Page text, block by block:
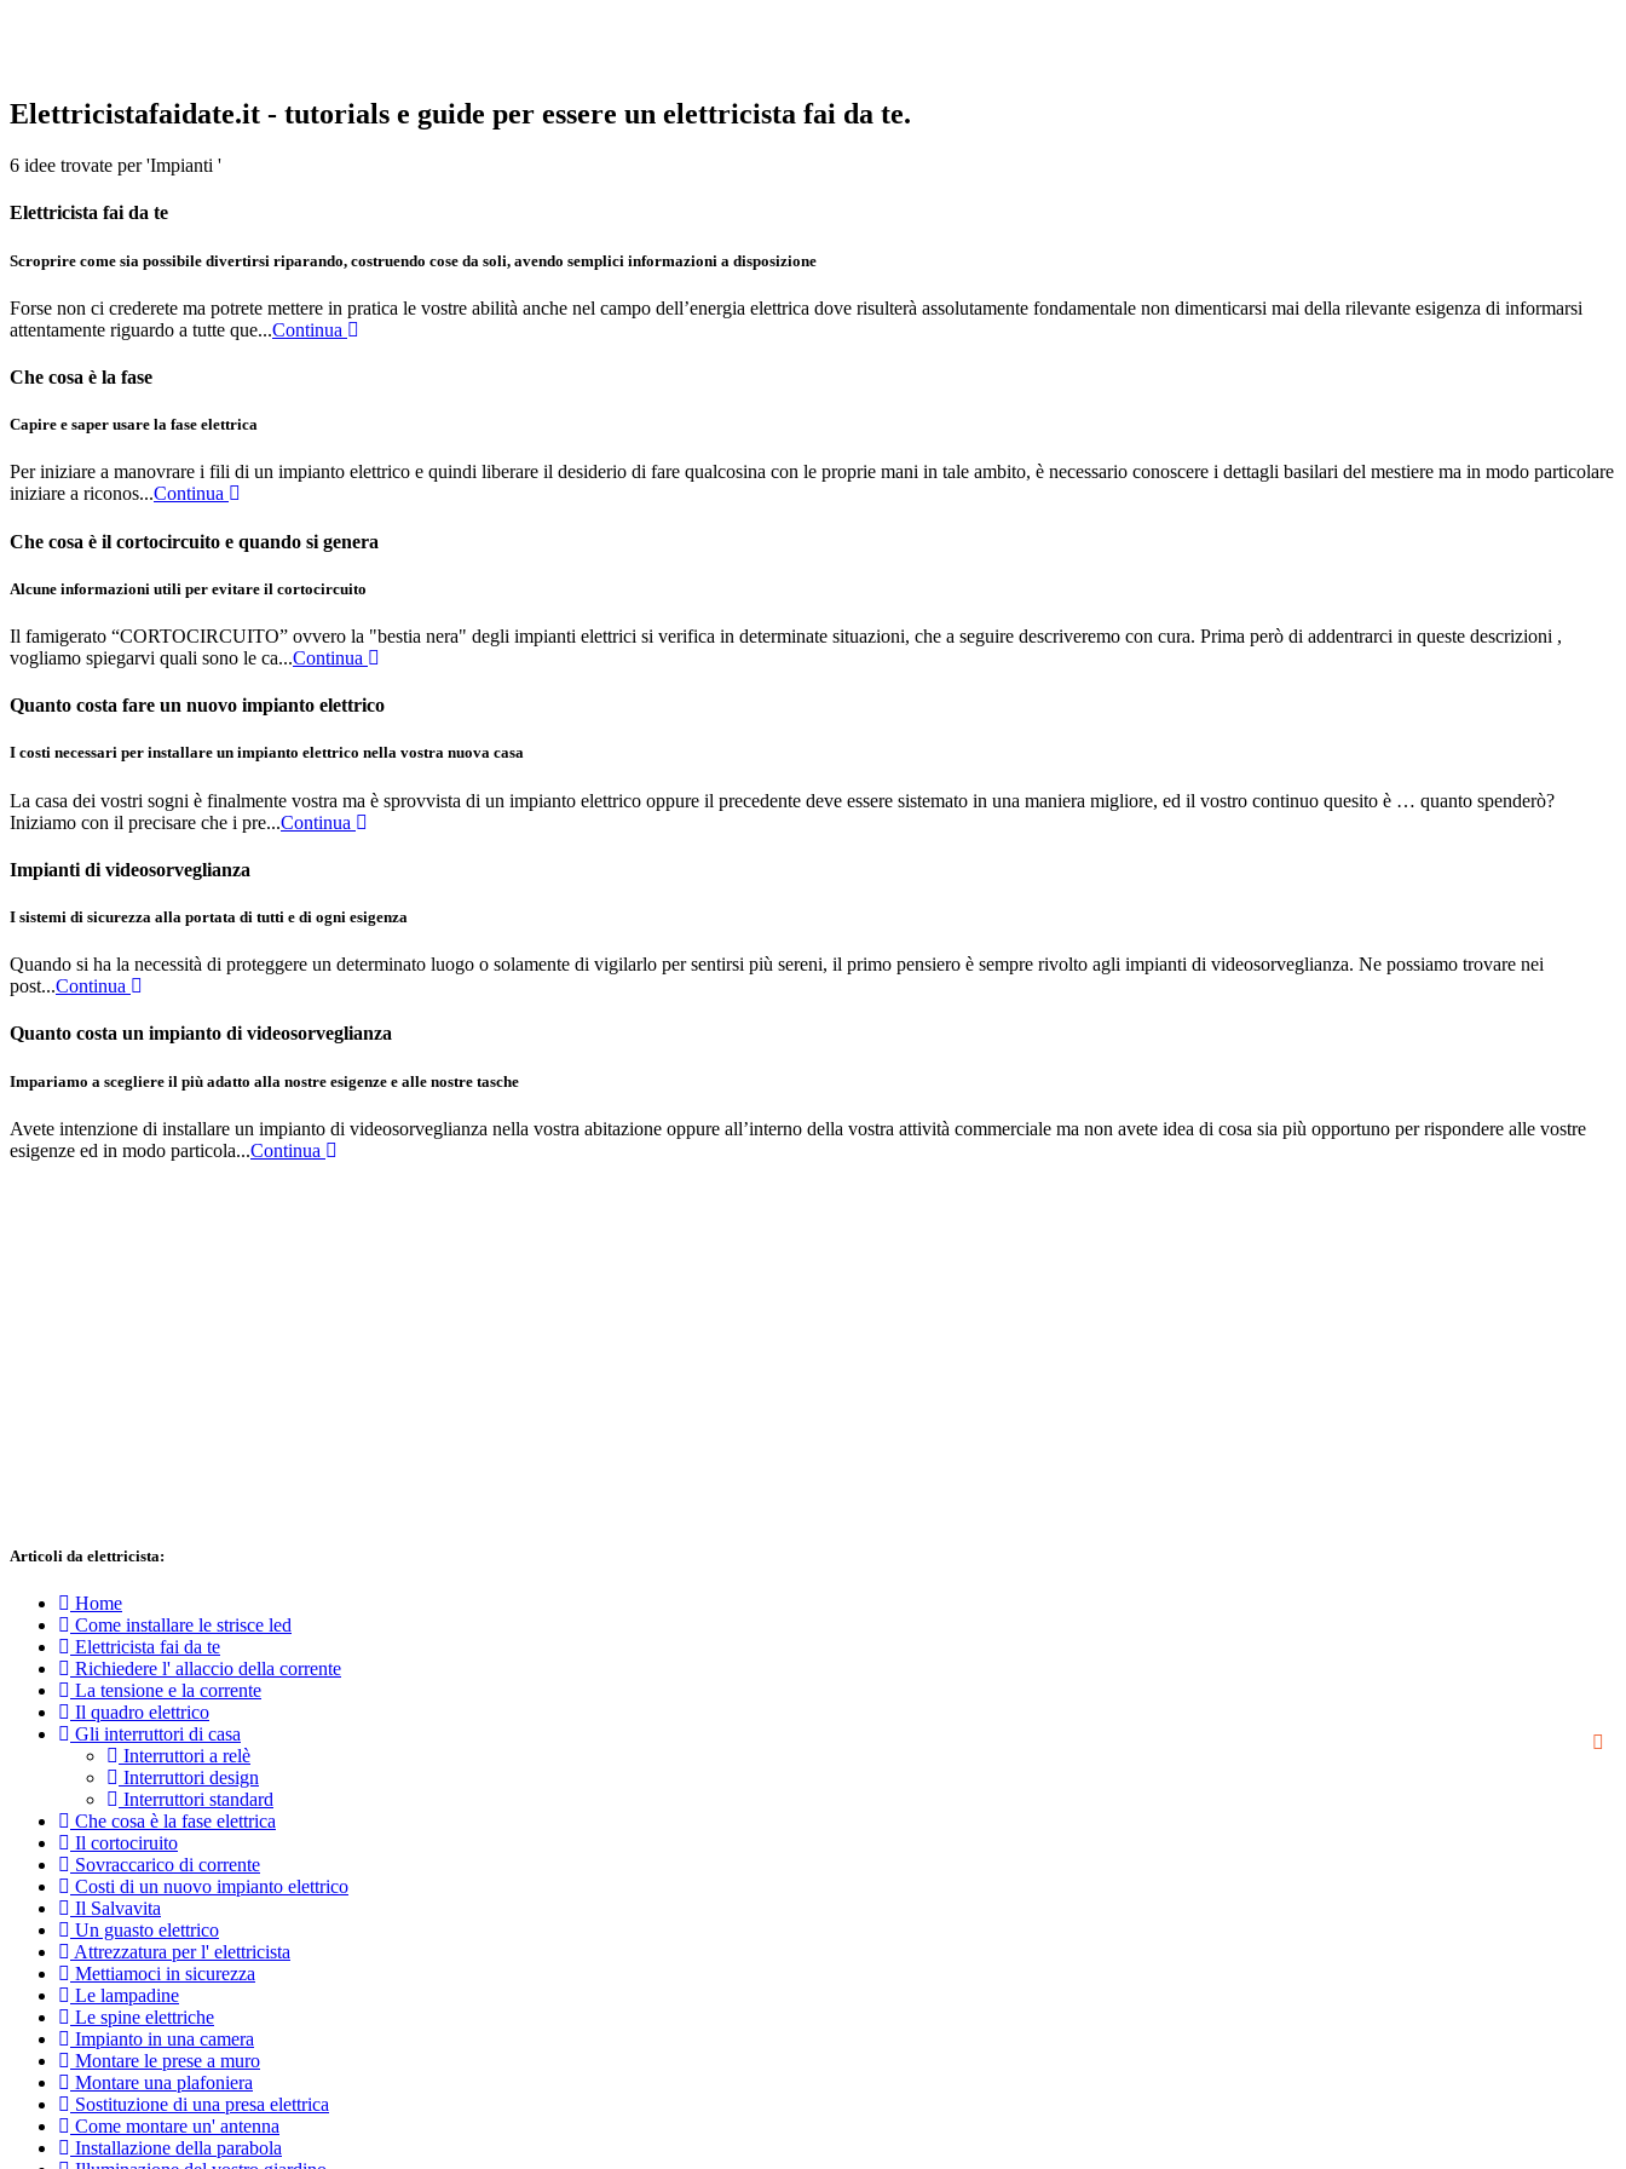
Elettricistafaidate.it - tutorials e guide per essere un elettricista fai da te.
6 idee trovate per 'Impianti '
Elettricista fai da te
Scroprire come sia possibile divertirsi riparando, costruendo cose da soli, avendo semplici informazioni a disposizione
Forse non ci crederete ma potrete mettere in pratica le vostre abilità anche nel campo dell’energia elettrica dove risulterà assolutamente fondamentale non dimenticarsi mai della rilevante esigenza di informarsi
attentamente riguardo a tutte que...Continua
Che cosa è la fase
Capire e saper usare la fase elettrica
Per iniziare a manovrare i fili di un impianto elettrico e quindi liberare il desiderio di fare qualcosina con le proprie mani in tale ambito, è necessario conoscere i dettagli basilari del mestiere ma in modo particolare
iniziare a riconos...Continua
Che cosa è il cortocircuito e quando si genera
Alcune informazioni utili per evitare il cortocircuito
Il famigerato “CORTOCIRCUITO” ovvero la "bestia nera" degli impianti elettrici si verifica in determinate situazioni, che a seguire descriveremo con cura. Prima però di addentrarci in queste descrizioni ,
vogliamo spiegarvi quali sono le ca...Continua
Quanto costa fare un nuovo impianto elettrico
I costi necessari per installare un impianto elettrico nella vostra nuova casa
La casa dei vostri sogni è finalmente vostra ma è sprovvista di un impianto elettrico oppure il precedente deve essere sistemato in una maniera migliore, ed il vostro continuo quesito è … quanto spenderò?
Iniziamo con il precisare che i pre...Continua
Impianti di videosorveglianza
I sistemi di sicurezza alla portata di tutti e di ogni esigenza
Quando si ha la necessità di proteggere un determinato luogo o solamente di vigilarlo per sentirsi più sereni, il primo pensiero è sempre rivolto agli impianti di videosorveglianza. Ne possiamo trovare nei
post...Continua
Quanto costa un impianto di videosorveglianza
Impariamo a scegliere il più adatto alla nostre esigenze e alle nostre tasche
Avete intenzione di installare un impianto di videosorveglianza nella vostra abitazione oppure all’interno della vostra attività commerciale ma non avete idea di cosa sia più opportuno per rispondere alle vostre
esigenze ed in modo particola...Continua
Articoli da elettricista:
Home
Come installare le strisce led
Elettricista fai da te
Richiedere l' allaccio della corrente
La tensione e la corrente
Il quadro elettrico
Gli interruttori di casa
Interruttori a relè
Interruttori design
Interruttori standard
Che cosa è la fase elettrica
Il cortociruito
Sovraccarico di corrente
Costi di un nuovo impianto elettrico
Il Salvavita
Un guasto elettrico
Attrezzatura per l' elettricista
Mettiamoci in sicurezza
Le lampadine
Le spine elettriche
Impianto in una camera
Montare le prese a muro
Montare una plafoniera
Sostituzione di una presa elettrica
Come montare un' antenna
Installazione della parabola